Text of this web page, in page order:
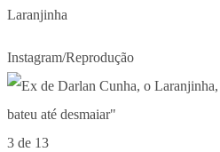
Laranjinha
Instagram/Reprodução
3 de 13